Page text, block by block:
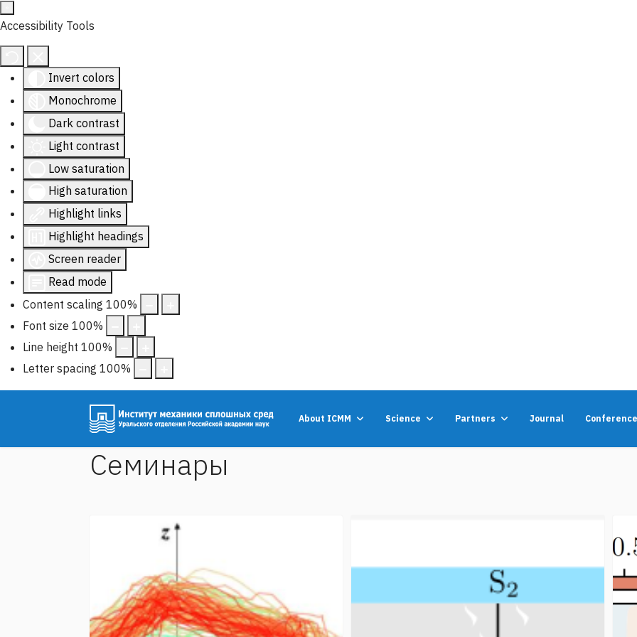
Accessibility Tools
Invert colors
Monochrome
Dark contrast
Light contrast
Low saturation
High saturation
Highlight links
Highlight headings
Screen reader
Read mode
Content scaling 100%
Font size 100%
Line height 100%
Letter spacing 100%
About ICMM Science Partners Journal
Семинары